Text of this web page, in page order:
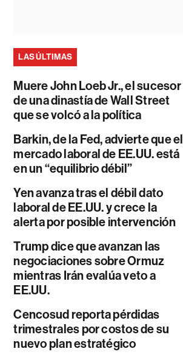
LAS ÚLTIMAS
Muere John Loeb Jr., el sucesor
de una dinastía de Wall Street
que se volcó a la política
Barkin, de la Fed, advierte que el
mercado laboral de EE.UU. está
en un “equilibrio débil”
Yen avanza tras el débil dato
laboral de EE.UU. y crece la
alerta por posible intervención
Trump dice que avanzan las
negociaciones sobre Ormuz
mientras Irán evalúa veto a
EE.UU.
Cencosud reporta pérdidas
trimestrales por costos de su
nuevo plan estratégico